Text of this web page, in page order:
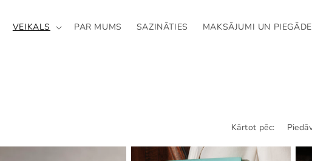
VEIKALS PAR MUMS SAZINĀTIES MAKSĀJUMI UN PIEGĀDE
Kārtot pēc: